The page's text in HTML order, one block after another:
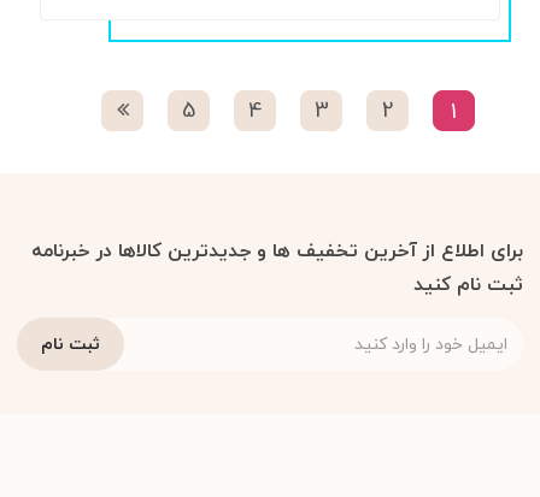
1
2
3
4
5
برای اطلاع از آخرین تخفیف ها و جدیدترین کالاها در خبرنامه
ثبت نام کنید